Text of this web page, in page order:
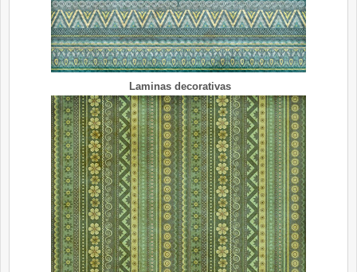
Laminas decorativas